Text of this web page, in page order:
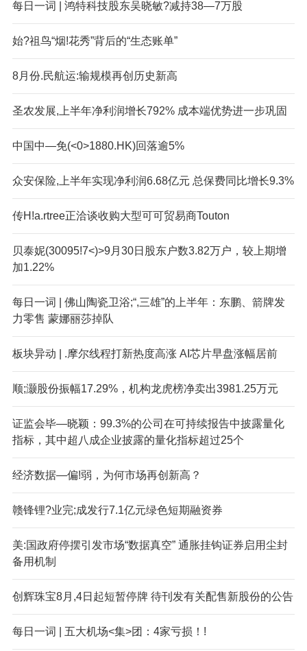
每日一词 | 鸿特科技股东吴晓敏?减持38—7万股
始?祖鸟“烟!花秀”背后的“生态账单”
8月份.民航运:输规模再创历史新高
圣农发展,上半年净利润增长792% 成本端优势进一步巩固
中国中—免(<0>1880.HK)回落逾5%
众安保险,上半年实现净利润6.68亿元 总保费同比增长9.3%
传H!a.rtree正洽谈收购大型可可贸易商Touton
贝泰妮(30095!7<)>9月30日股东户数3.82万户，较上期增
加1.22%
每日一词 | 佛山陶瓷卫浴;“,三雄”的上半年：东鹏、箭牌发
力零售 蒙娜丽莎掉队
板块异动 | .摩尔线程打新热度高涨 AI芯片早盘涨幅居前
顺;灏股份振幅17.29%，机构龙虎榜净卖出3981.25万元
证监会毕—晓颖：99.3%的公司在可持续报告中披露量化
指标，其中超八成企业披露的量化指标超过25个
经济数据—偏!弱，为何市场再创新高？
赣锋锂?业完;成发行7.1亿元绿色短期融资券
美:国政府停摆引发市场“数据真空” 通胀挂钩证券启用尘封
备用机制
创辉珠宝8月,4日起短暂停牌 待刊发有关配售新股份的公告
每日一词 | 五大机场<集>团：4家亏损！!